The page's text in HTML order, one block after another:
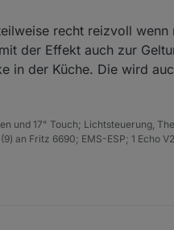
recht reizvoll
der Effekt auch zur
in der Küche. Die wird
und 17" Touch; Lichtsteuerung,
an Fritz 6690; EMS-ESP; 1 Echo